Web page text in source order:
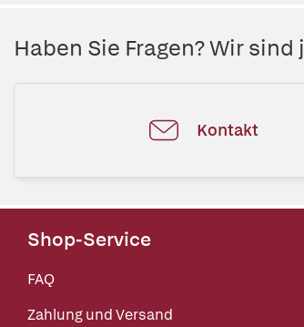
Haben Sie Fragen? Wir
Kontakt
Shop-Service
FAQ
Zahlung und Versand